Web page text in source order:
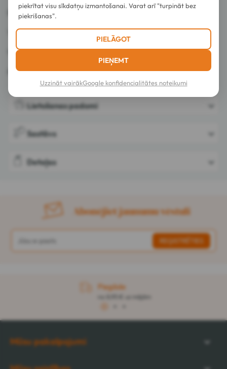
Bez alkohola, bez sulfātiem.
Vegānisks.
99% dabiski iegūtas sastāvdaļas.
Ražots Francijā.
Lietošanas padomi
Sastāvs
Detaļas
Abonējiet jaunumu vēstuli
Piegāde
no 8,95 € uz mājām
1
Mūsu pakalpojumi
piekrītat visu sīkdatņu izmantošanai. Varat arī "turpināt bez
piekrišanas".
PIELĀGOT
PIEŅEMT
Uzzināt vairākGoogle konfidencialitātes noteikumi